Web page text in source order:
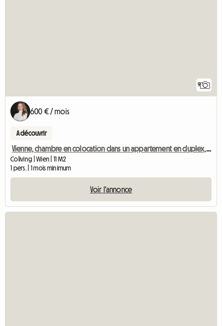
9
600 € / mois
A découvrir
Vienne, chambre en colocation dans un appartement en duplex, 15e arrondissement
Coliving | Wien | 11 M2
1 pers. | 1 mois minimum
Voir l'annonce